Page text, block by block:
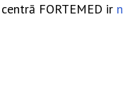
FORTEMED ir